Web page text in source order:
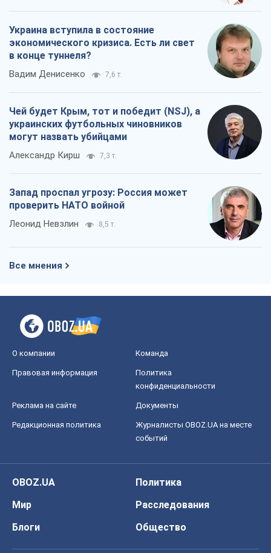
Украина вступила в состояние
экономического кризиса. Есть ли свет
в конце туннеля?
Вадим Денисенко 7,6 т.
Чей будет Крым, тот и победит (NSJ), а
украинских футбольных чиновников
могут назвать убийцами
Александр Кирш 7,3 т.
Запад проспал угрозу: Россия может
проверить НАТО войной
Леонид Невзлин 8,5 т.
Все мнения
О компании Команда
Правовая информация
Политика
конфиденциальности
Реклама на сайте Документы
Редакционная политика
Журналисты OBOZ.UA на месте
событий
OBOZ.UA
Политика
Мир
Расследования
Блоги
Общество